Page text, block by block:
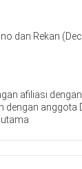
dan Rekan
afiliasi
dengan anggota